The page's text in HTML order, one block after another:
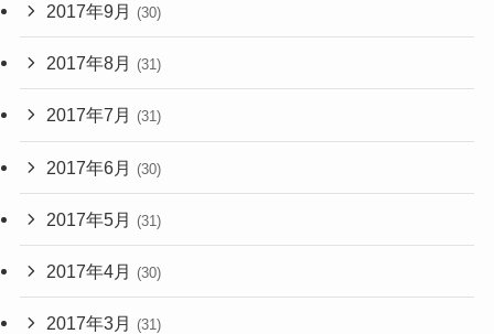
2017年9月 (30)
2017年8月 (31)
2017年7月 (31)
2017年6月 (30)
2017年5月 (31)
2017年4月 (30)
2017年3月 (31)